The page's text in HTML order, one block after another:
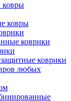
ковры
ковры
коврики
коврики
любых